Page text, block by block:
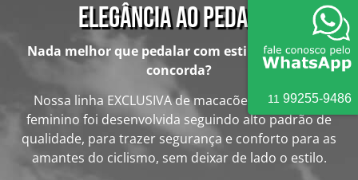
Elegância ao pedalar
Nada melhor que pedalar com estilo e conforto,
concorda?
Nossa linha EXCLUSIVA de macacões de ciclismo
feminino foi desenvolvida seguindo alto padrão de
qualidade, para trazer segurança e conforto para as
amantes do ciclismo, sem deixar de lado o estilo.
11 99255-9486